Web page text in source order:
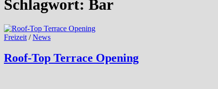
Schlagwort: Bar
Freizeit /News
Roof-Top Terrace Opening